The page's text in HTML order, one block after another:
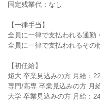
固定残業代：なし
【一律手当】
全員に一律で支払われる通勤
全員に一律で支払われるその
【初任給】
短大 卒業見込みの方 月給：
専門/高専 卒業見込みの方 月
大学 卒業見込みの方 月給：